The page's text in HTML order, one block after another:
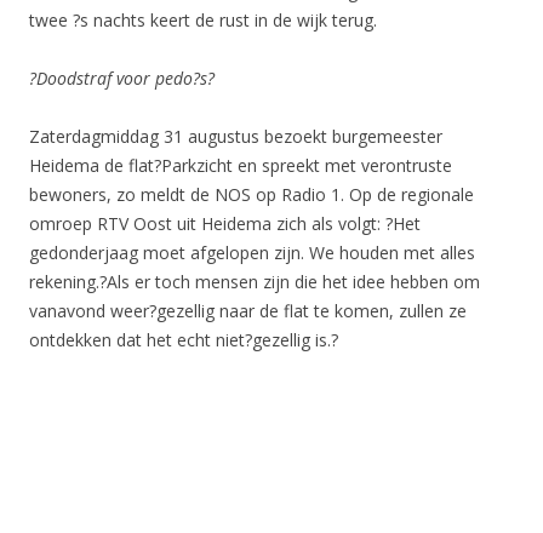
twee ?s nachts keert de rust in de wijk terug.
?Doodstraf voor pedo?s?
Zaterdagmiddag 31 augustus bezoekt burgemeester
Heidema de flat?Parkzicht en spreekt met verontruste
bewoners, zo meldt de NOS op Radio 1. Op de regionale
omroep RTV Oost uit Heidema zich als volgt: ?Het
gedonderjaag moet afgelopen zijn. We houden met alles
rekening.?Als er toch mensen zijn die het idee hebben om
vanavond weer?gezellig naar de flat te komen, zullen ze
ontdekken dat het echt niet?gezellig is.?